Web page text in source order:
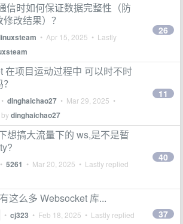
信时如何保证数据完整性（防
改结果）？
• Apr 15, 2025 • Lastly
26
在项目运动过程中 可以时不时
• dinghaichao27 • Mar 29, 2025 •
dinghaichao27
11
想搞大流量下的 ws,是不是暂
• 5261 • Mar 20, 2025 • Lastly replied
40
这么多 Websocket 库...
• cj323 • Feb 18, 2025 • Lastly replied 37